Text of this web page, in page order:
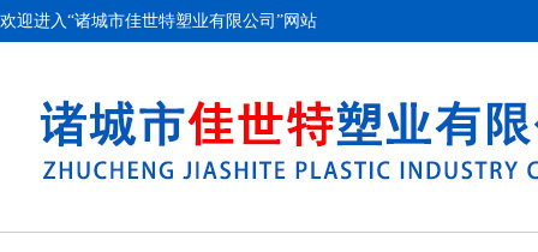
欢迎进入“诸城市佳世特塑业有限公司”网站